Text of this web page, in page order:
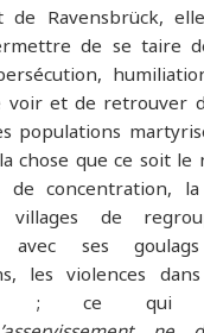
de Ravensbrück,
de se taire
voir et de retrouver
populations
chose que ce soit le
de concentration,
villages de
avec ses
les violences
; ce qui